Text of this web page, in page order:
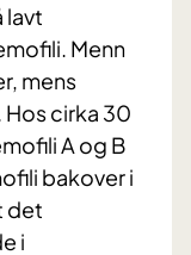
lavt
Menn
mens
cirka 30
A og B
bakover i
det
i